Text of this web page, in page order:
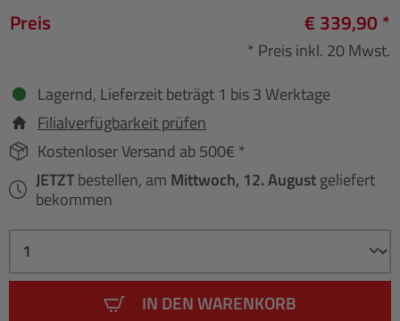
Preis € 339,90 *
* Preis inkl. 20 Mwst.
Lagernd, Lieferzeit beträgt 1 bis 3 Werktage
Filialverfügbarkeit prüfen
Kostenloser Versand ab 500€ *
JETZTbestellen, am Mittwoch, 12. Augustgeliefert
bekommen
IN DEN WARENKORB